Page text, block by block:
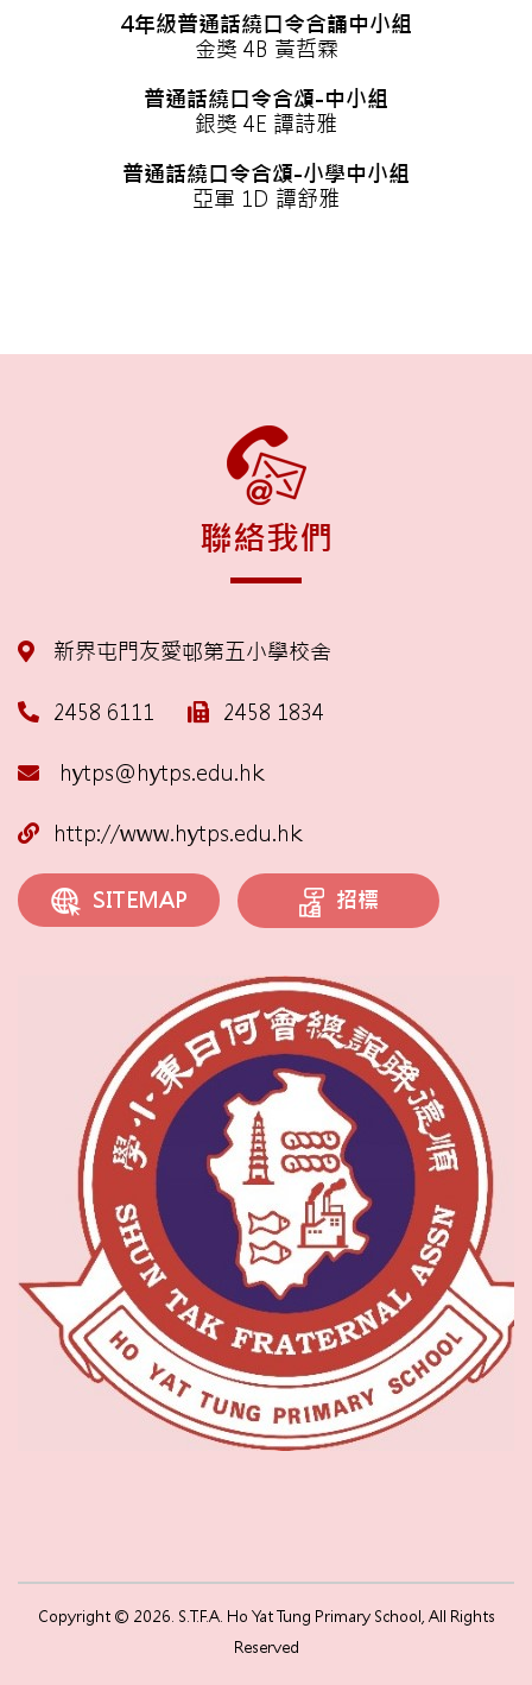
4年級普通話繞口令合誦中小組
金獎 4B 黃哲霖
普通話繞口令合頌-中小組
銀獎 4E 譚詩雅
普通話繞口令合頌-小學中小組
亞軍 1D 譚舒雅
聯絡我們
新界屯門友愛邨第五小學校舍
2458 6111 2458 1834
hytps@hytps.edu.hk
http://www.hytps.edu.hk
SITEMAP 招標
Copyright © 2026. S.T.F.A. Ho Yat Tung Primary School, All Rights
Reserved